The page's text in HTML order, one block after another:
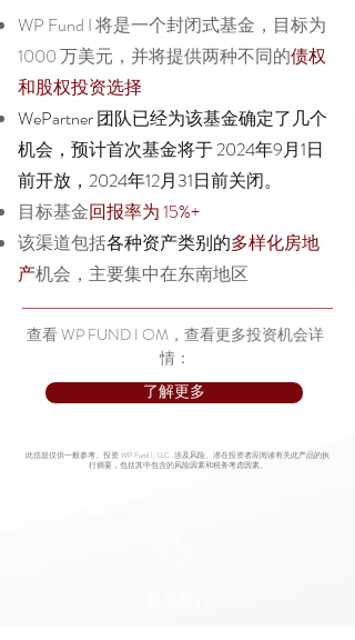
WP Fund I 将是一个封闭式基金，目标为
1000 万美元，并将提供两种不同的债权
和股权投资选择
WePartner 团队已经为该基金确定了几个
机会，预计首次基金将于 2024年9月1日
前开放，2024年12月31日前关闭。
目标基金回报率为 15%+
该渠道包括各种资产类别的多样化房地
产机会，主要集中在东南地区
查看 WP FUND I OM，查看更多投资机会详
情：
了解更多
此信息仅供一般参考。投资 WP Fund I, LLC. 涉及风险。潜在投资者应阅读有关此产品的执
行摘要，包括其中包含的风险因素和税务考虑因素。